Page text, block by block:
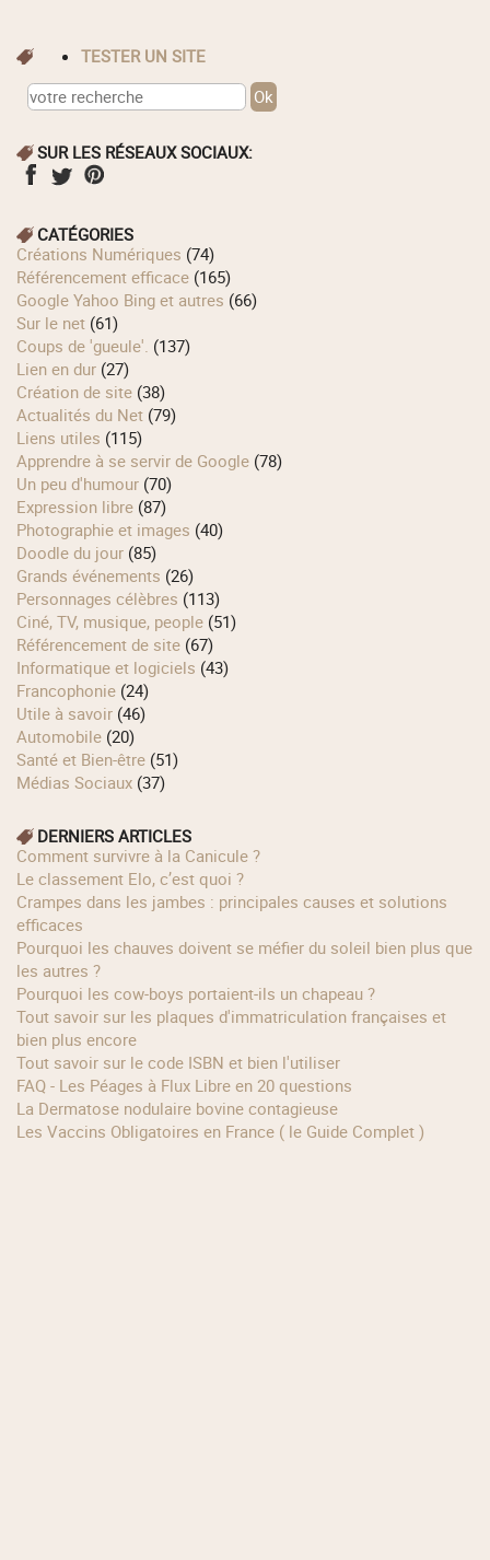
TESTER UN SITE
SUR LES RÉSEAUX SOCIAUX:
CATÉGORIES
Créations Numériques (74)
Référencement efficace (165)
Google Yahoo Bing et autres (66)
Sur le net (61)
Coups de 'gueule'. (137)
Lien en dur (27)
Création de site (38)
Actualités du Net (79)
Liens utiles (115)
Apprendre à se servir de Google (78)
Un peu d'humour (70)
Expression libre (87)
Photographie et images (40)
Doodle du jour (85)
Grands événements (26)
Personnages célèbres (113)
Ciné, TV, musique, people (51)
Référencement de site (67)
Informatique et logiciels (43)
Francophonie (24)
Utile à savoir (46)
Automobile (20)
Santé et Bien-être (51)
Médias Sociaux (37)
DERNIERS ARTICLES
Comment survivre à la Canicule ?
Le classement Elo, c’est quoi ?
Crampes dans les jambes : principales causes et solutions
efficaces
Pourquoi les chauves doivent se méfier du soleil bien plus que
les autres ?
Pourquoi les cow‑boys portaient‑ils un chapeau ?
Tout savoir sur les plaques d'immatriculation françaises et
bien plus encore
Tout savoir sur le code ISBN et bien l'utiliser
FAQ - Les Péages à Flux Libre en 20 questions
La Dermatose nodulaire bovine contagieuse
Les Vaccins Obligatoires en France ( le Guide Complet )